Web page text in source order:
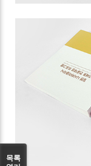
목록